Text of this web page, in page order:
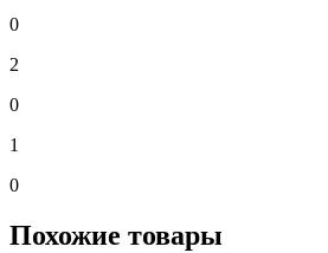
0
2
0
1
0
Похожие товары